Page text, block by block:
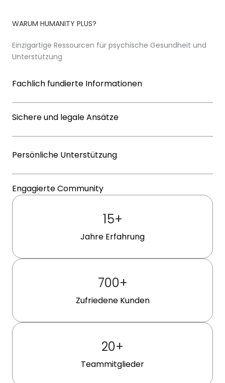
WARUM HUMANITY PLUS?
Einzigartige Ressourcen für psychische Gesundheit und
Unterstützung
Fachlich fundierte Informationen
Sichere und legale Ansätze
Persönliche Unterstützung
Engagierte Community
15+
Jahre Erfahrung
700+
Zufriedene Kunden
20+
Teammitglieder